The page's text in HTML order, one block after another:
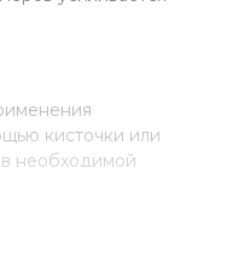
кисточки или
необходимой
средством
о
к крем-краске и